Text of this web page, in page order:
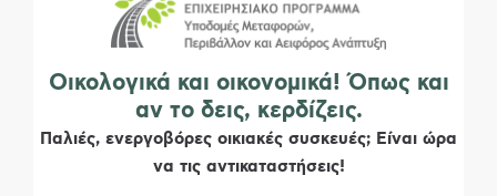
Οικολογικά και οικονομικά! Όπως και
αν το δεις, κερδίζεις.
Παλιές, ενεργοβόρες οικιακές συσκευές; Είναι ώρα
να τις αντικαταστήσεις!